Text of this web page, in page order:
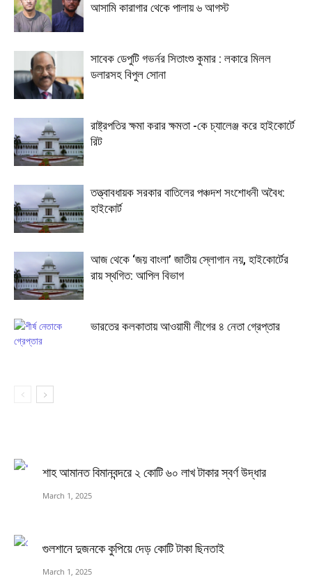
আসামি কারাগার থেকে পালায় ৬ আগস্ট
সাবেক ডেপুটি গভর্নর সিতাংশু কুমার : লকারে মিলল
ডলারসহ বিপুল সোনা
রাষ্ট্রপতির ক্ষমা করার ক্ষমতা -কে চ্যালেঞ্জ করে হাইকোর্টে
রিট
তত্ত্বাবধায়ক সরকার বাতিলের পঞ্চদশ সংশোধনী অবৈধ:
হাইকোর্ট
আজ থেকে ‘জয় বাংলা’ জাতীয় স্লোগান নয়, হাইকোর্টের
রায় স্থগিত: আপিল বিভাগ
ভারতের কলকাতায় আওয়ামী লীগের ৪ নেতা গ্রেপ্তার
শাহ আমানত বিমানবন্দরে ২ কোটি ৬০ লাখ টাকার স্বর্ণ উদ্ধার
March 1, 2025
গুলশানে দুজনকে কুপিয়ে দেড় কোটি টাকা ছিনতাই
March 1, 2025